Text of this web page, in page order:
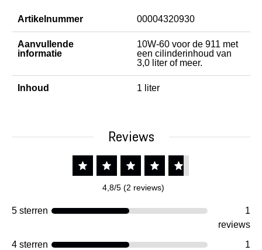
Artikelnummer 00004320930
Aanvullende
informatie
10W-60 voor de 911 met
een cilinderinhoud van
3,0 liter of meer.
Inhoud 1 liter
Reviews
4,8/5 (2 reviews)
5 sterren
1
reviews
4 sterren
1